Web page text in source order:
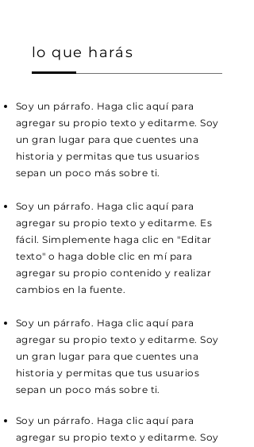
lo que harás
Soy un párrafo. Haga clic aquí para
agregar su propio texto y editarme. Soy
un gran lugar para que cuentes una
historia y permitas que tus usuarios
sepan un poco más sobre ti.
Soy un párrafo. Haga clic aquí para
agregar su propio texto y editarme. Es
fácil. Simplemente haga clic en "Editar
texto" o haga doble clic en mí para
agregar su propio contenido y realizar
cambios en la fuente.
Soy un párrafo. Haga clic aquí para
agregar su propio texto y editarme. Soy
un gran lugar para que cuentes una
historia y permitas que tus usuarios
sepan un poco más sobre ti.
Soy un párrafo. Haga clic aquí para
agregar su propio texto y editarme. Soy